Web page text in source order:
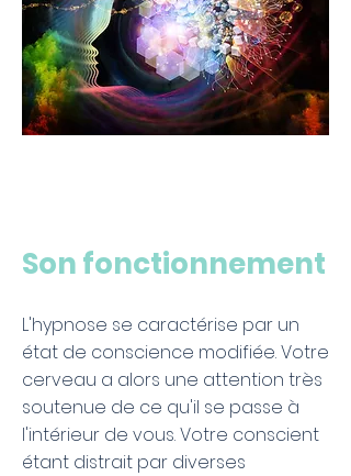
Son fonctionnement
L'hypnose se caractérise par un
état de conscience modifiée. Votre
cerveau a alors une attention très
soutenue de ce qu'il se passe à
l'intérieur de vous. Votre conscient
étant distrait par diverses